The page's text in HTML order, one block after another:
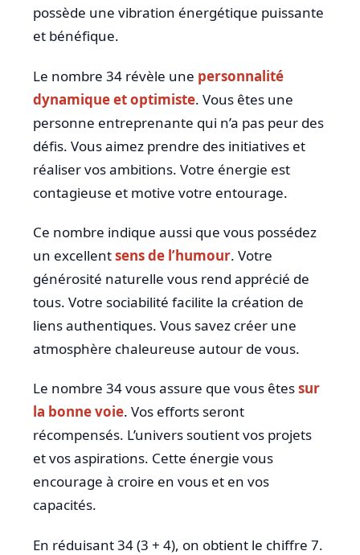
possède une vibration énergétique puissante
et bénéfique.
Le nombre 34 révèle une personnalité
dynamique et optimiste. Vous êtes une
personne entreprenante qui n’a pas peur des
défis. Vous aimez prendre des initiatives et
réaliser vos ambitions. Votre énergie est
contagieuse et motive votre entourage.
Ce nombre indique aussi que vous possédez
un excellentsens de l’humour. Votre
générosité naturelle vous rend apprécié de
tous. Votre sociabilité facilite la création de
liens authentiques. Vous savez créer une
atmosphère chaleureuse autour de vous.
Le nombre 34 vous assure que vous êtessur
la bonne voie. Vos efforts seront
récompensés. L’univers soutient vos projets
et vos aspirations. Cette énergie vous
encourage à croire en vous et en vos
capacités.
En réduisant 34 (3 + 4), on obtient le chiffre 7.